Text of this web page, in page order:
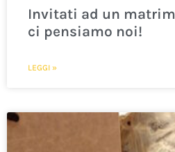
Invitati ad un
ci pensiamo noi!
LEGGI »